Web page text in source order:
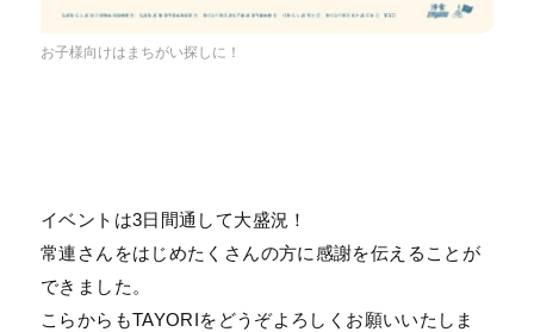
お子様向けはまちがい探しに！
イベントは3日間通して大盛況！
常連さんをはじめたくさんの方に感謝を伝えることが
できました。
こらからもTAYORIをどうぞよろしくお願いいたしま